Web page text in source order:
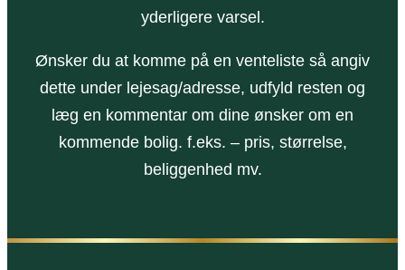
yderligere varsel.
Ønsker du at komme på en venteliste så angiv
dette under lejesag/adresse, udfyld resten og
læg en kommentar om dine ønsker om en
kommende bolig. f.eks. – pris, størrelse,
beliggenhed mv.